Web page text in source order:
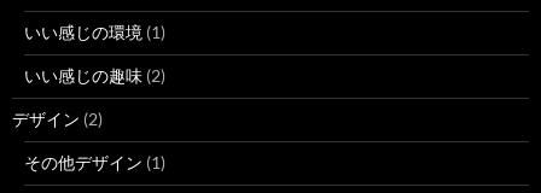
いい感じの環境 (1)
いい感じの趣味 (2)
デザイン (2)
その他デザイン (1)